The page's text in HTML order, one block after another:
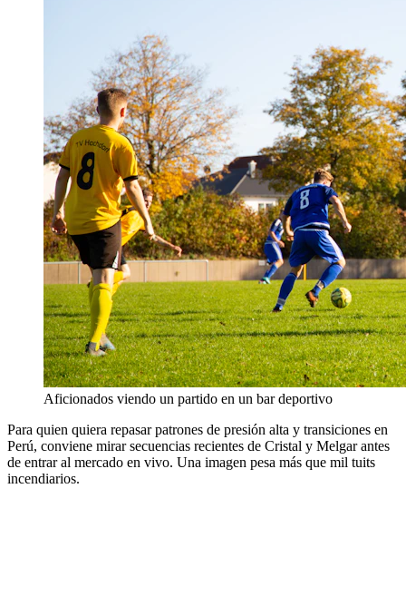
Aficionados viendo un partido en un bar deportivo
Para quien quiera repasar patrones de presión alta y transiciones en
Perú, conviene mirar secuencias recientes de Cristal y Melgar antes
de entrar al mercado en vivo. Una imagen pesa más que mil tuits
incendiarios.